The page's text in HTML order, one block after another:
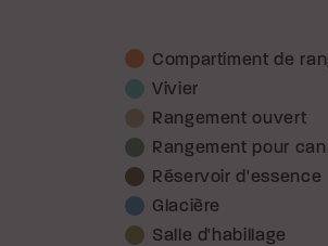
Compartiment de
Vivier
Rangement ouvert
Rangement pour
Réservoir d'essence
Glacière
Salle d'habillage